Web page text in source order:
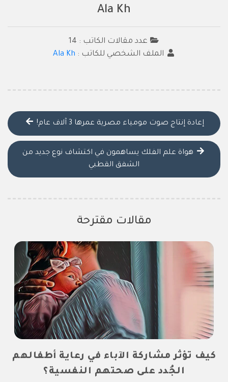
Ala Kh
عدد مقالات الكاتب : 14
الملف الشخصي للكاتب : Ala Kh
إعادة إنتاج صوت مومياء مصرية عمرها 3 آلاف عام!
هواة علم الفلك يساهمون في اكتشاف نوع جديد من
الشفق القطبي
مقالات مقترحة
كيف تؤثر مشاركة الآباء في رعاية أطفالهم
الجُدد على صحتهم النفسية؟